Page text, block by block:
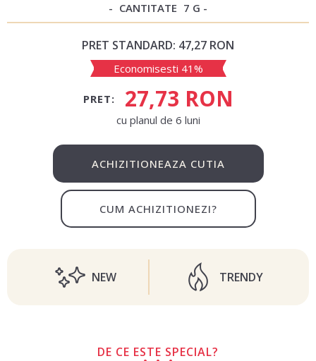
CANTITATE 7 G
PRET STANDARD: 47,27 RON
Economisesti 41%
PRET: 27,73 RON
сu planul de 6 luni
ACHIZITIONEAZA CUTIA
CUM ACHIZITIONEZI?
NEW TRENDY
DE CE ESTE SPECIAL?